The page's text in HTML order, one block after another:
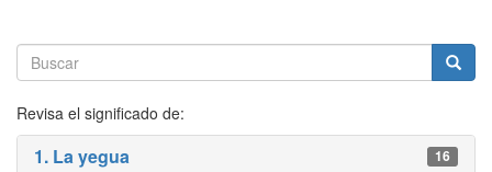
Revisa el significado de:
1. La yegua 16